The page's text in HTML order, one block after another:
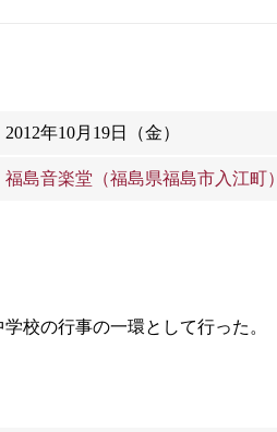
2012年10月19日（金）
福島音楽堂（福島県福島市入江町）
校の行事の一環として行った。